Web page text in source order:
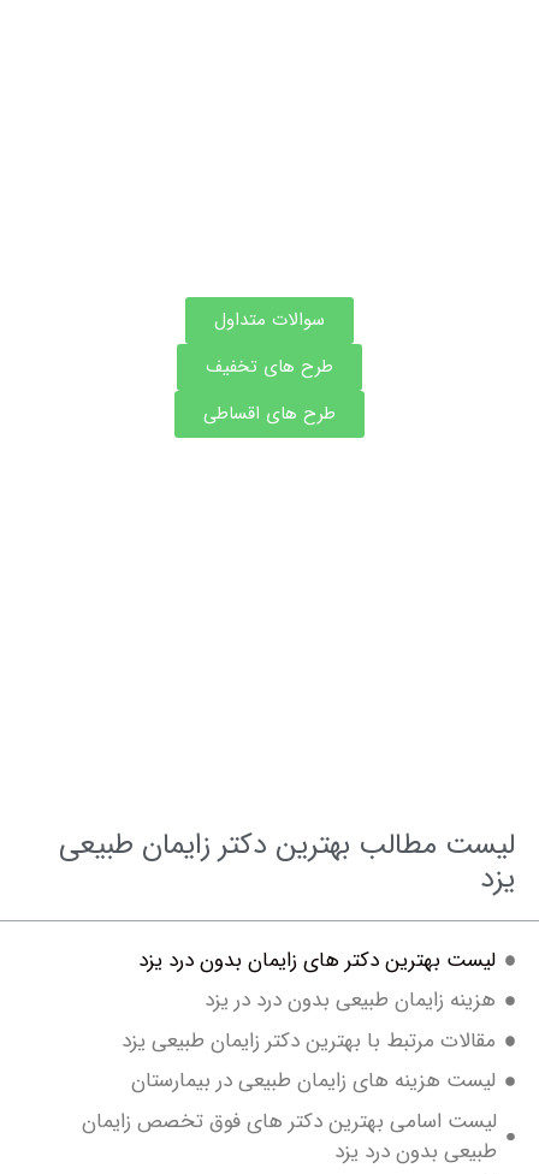
سوالات متداول
طرح های تخفیف
طرح های اقساطی
مطالب بهترین دکتر زایمان طبیعی
بهترین دکتر های زایمان بدون درد یزد
زایمان طبیعی بدون درد در یزد
مرتبط با بهترین دکتر زایمان طبیعی یزد
هزینه های زایمان طبیعی در بیمارستان
اسامی بهترین دکتر های فوق تخصص زایمان
بدون درد یزد